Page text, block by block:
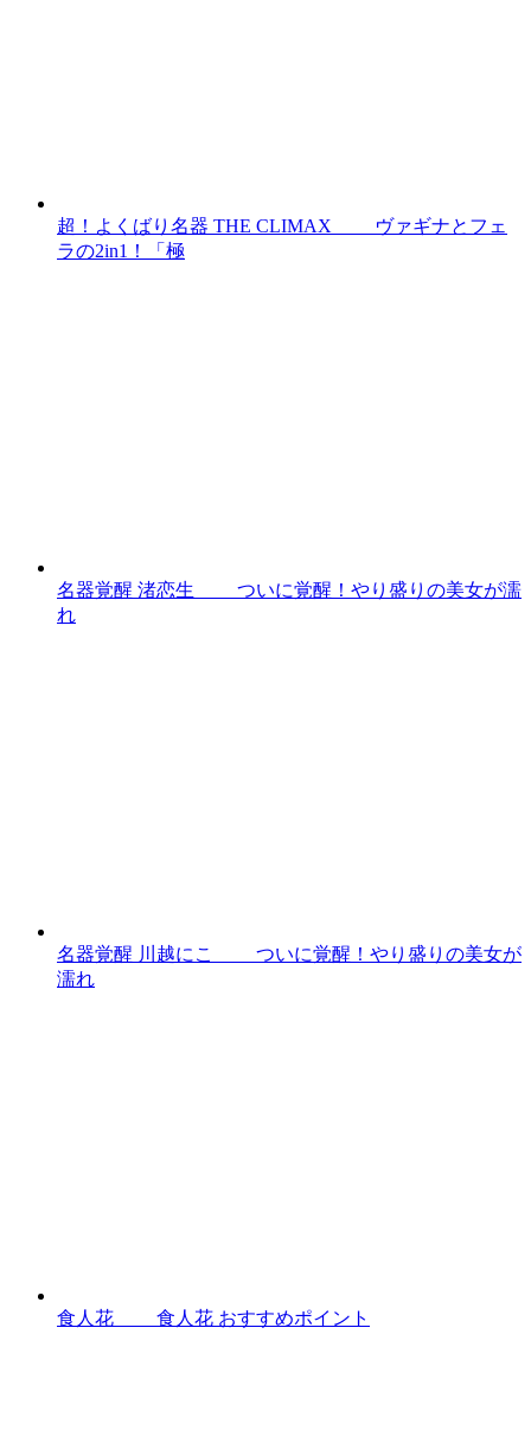
超！よくばり名器 THE CLIMAX ヴァギナとフェ
ラの2in1！「極
名器覚醒 渚恋生 ついに覚醒！やり盛りの美女が濡
れ
名器覚醒 川越にこ ついに覚醒！やり盛りの美女が
濡れ
食人花 食人花 おすすめポイント